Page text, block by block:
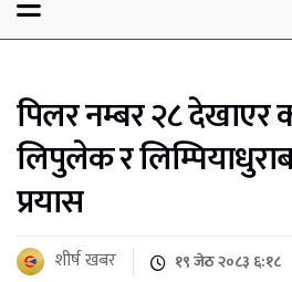
पिलर नम्बर २८ देखाएर
लिपुलेक र
प्रयास
शीर्ष खबर १९ जेठ २०८३ ६:१८